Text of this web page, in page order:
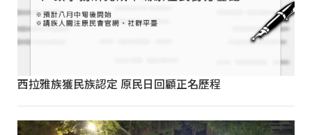
西拉雅族獲民族認定 原民日回顧正名歷程